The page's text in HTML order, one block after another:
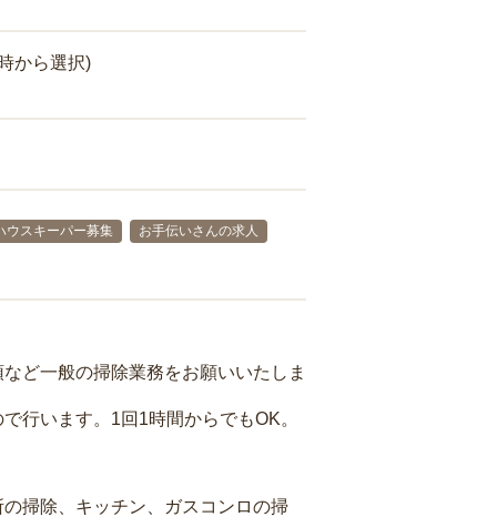
から選択)
ウスキーパー募集
お手伝いさんの求人
ど一般の掃除業務をお願いいたしま
行います。1回1時間からでもOK。
掃除、キッチン、ガスコンロの掃